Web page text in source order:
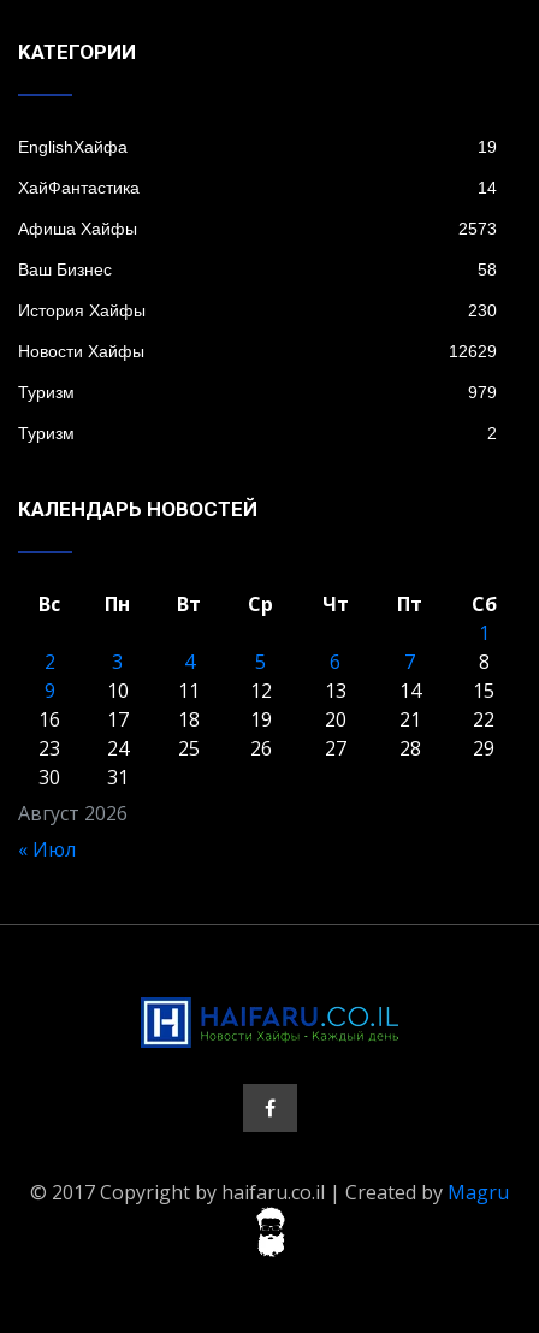
KАТЕГОРИИ
EnglishХайфа 19
XайФантастика 14
Афиша Хайфы 2573
Ваш Бизнес 58
История Хайфы 230
Новости Хайфы 12629
Туризм 979
Туризм 2
КАЛЕНДАРЬ НОВОСТЕЙ
Август 2026
Вс Пн Вт Ср Чт Пт
Сб
1
2
3 4 5 6 7
8
9
10 11 12 13 14
15
16
17 18 19 20 21
22
23
24 25 26 27 28
29
30
31
« Июл
© 2017 Copyright by haifaru.co.il | Created by Magru